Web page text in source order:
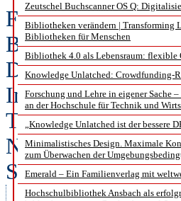
Zeutschel Buchscanner OS Q:
Bibliotheken verändern | Transforming
Bibliotheken für Menschen
Bibliothek 4.0 als Lebensraum: flexible
Knowledge Unlatched: Crowdfunding-
Forschung und Lehre in eigener Sache
an der Hochschule für Technik und
„Knowledge Unlatched ist der bessere
Minimalistisches Design. Maximale
zum Überwachen der
Emerald – Ein Familienverlag mit
Hochschulbibliothek Ansbach als
Dr. Klaus
Technischen
Schuhmann am